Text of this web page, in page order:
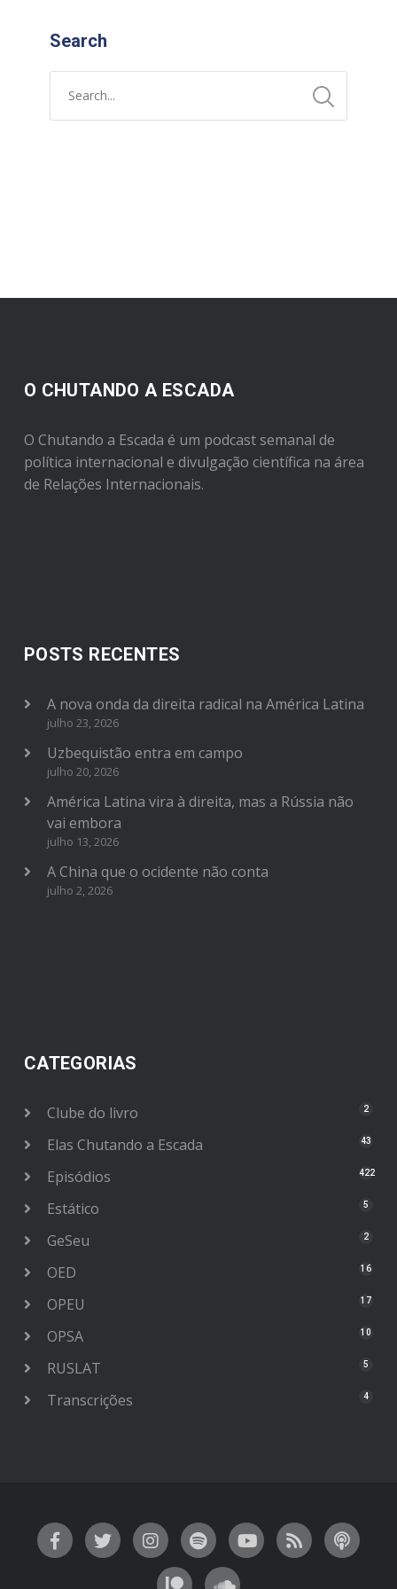
Search
O CHUTANDO A ESCADA
O Chutando a Escada é um podcast semanal de
política internacional e divulgação científica na área
de Relações Internacionais.
POSTS RECENTES
A nova onda da direita radical na América Latina
julho 23, 2026
Uzbequistão entra em campo
julho 20, 2026
América Latina vira à direita, mas a Rússia não
vai embora
julho 13, 2026
A China que o ocidente não conta
julho 2, 2026
CATEGORIAS
Clube do livro 2
Elas Chutando a Escada 43
Episódios 422
Estático 5
GeSeu 2
OED 16
OPEU 17
OPSA 10
RUSLAT 5
Transcrições 4